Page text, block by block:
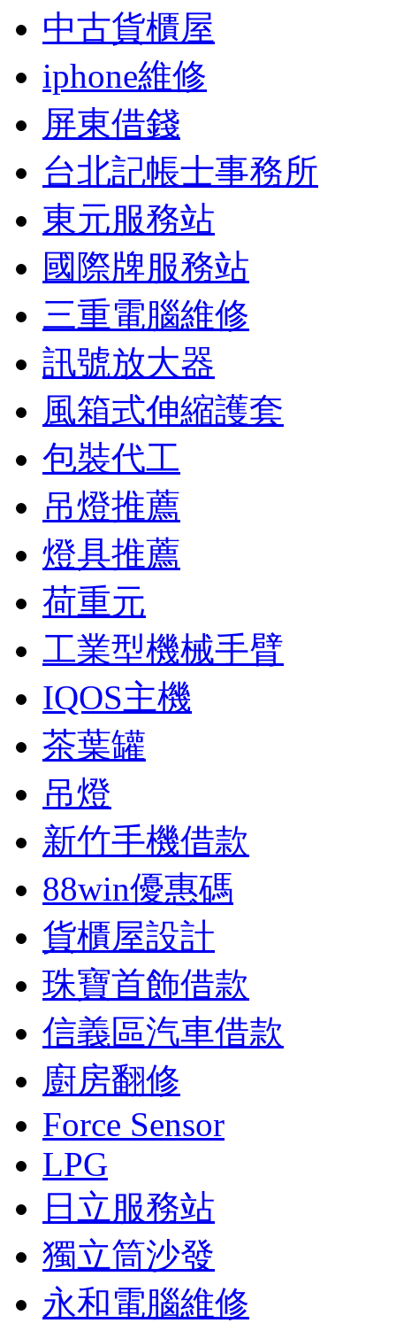
中古貨櫃屋
iphone維修
屏東借錢
台北記帳士事務所
東元服務站
國際牌服務站
三重電腦維修
訊號放大器
風箱式伸縮護套
包裝代工
吊燈推薦
燈具推薦
荷重元
工業型機械手臂
IQOS主機
茶葉罐
吊燈
新竹手機借款
88win優惠碼
貨櫃屋設計
珠寶首飾借款
信義區汽車借款
廚房翻修
Force Sensor
LPG
日立服務站
獨立筒沙發
永和電腦維修